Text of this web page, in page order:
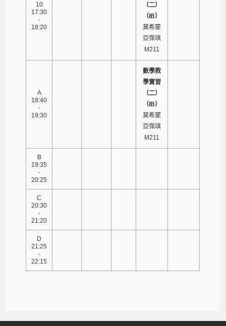
10
17:30
-
18:20
（二）
（IB）
莫希蒙
亞霈琪
M211
A
18:40
-
19:30
數學教
學實習
（二）
（IB）
莫希蒙
亞霈琪
M211
B
19:35
-
20:25
C
20:30
-
21:20
D
21:25
-
22:15